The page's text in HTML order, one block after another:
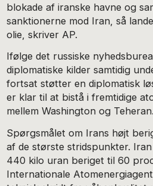
blokade af iranske havne og
sanktionerne mod Iran, så
olie, skriver AP.
Ifølge det russiske
diplomatiske kilder samtidig
fortsat støtter en diplomatisk
er klar til at bistå i fremtidige
mellem Washington og Teheran.
Spørgsmålet om Irans højt
af de største stridspunkter.
440 kilo uran beriget til 60
Internationale